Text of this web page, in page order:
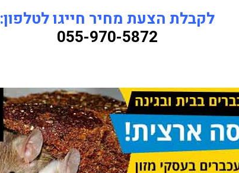
לקבלת הצעת מחיר חייגו לטלפון:
055-970-5872